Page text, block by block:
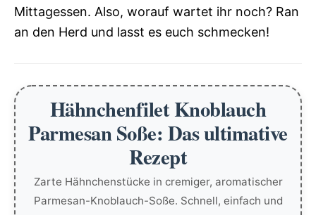
Mittagessen. Also, worauf wartet ihr noch? Ran
an den Herd und lasst es euch schmecken!
Hähnchenfilet Knoblauch
Parmesan Soße: Das ultimative
Rezept
Zarte Hähnchenstücke in cremiger, aromatischer
Parmesan-Knoblauch-Soße. Schnell, einfach und